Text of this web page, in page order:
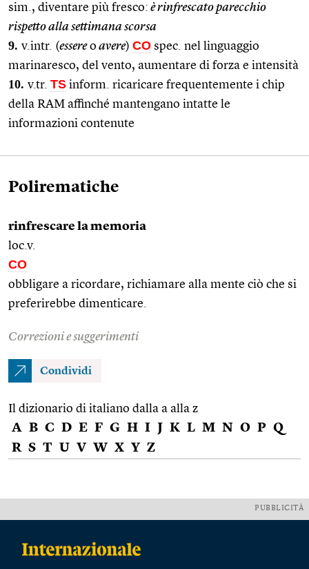
sim., diventare più fresco: è rinfrescato parecchio
rispetto alla settimana scorsa
9. v.intr. (essereo avere) CO spec. nel linguaggio
marinaresco, del vento, aumentare di forza e intensità
10. v.tr. TS inform. ricaricare frequentemente i chip
della RAM affinché mantengano intatte le
informazioni contenute
Polirematiche
rinfrescare la memoria
loc.v.
CO
obbligare a ricordare, richiamare alla mente ciò che si
preferirebbe dimenticare.
Correzioni e suggerimenti
Condividi
Il dizionario di italiano dalla a alla z
A B C D E F G H I J K L M N O P Q
R S T U V W X Y Z
PUBBLICITÀ